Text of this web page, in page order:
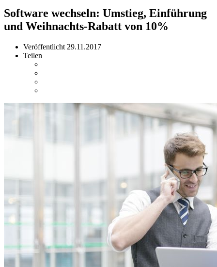
Software wechseln: Umstieg, Einführung
und Weihnachts-Rabatt von 10%
Veröffentlicht 29.11.2017
Teilen